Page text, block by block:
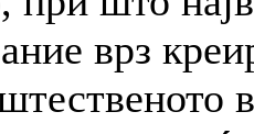
врз